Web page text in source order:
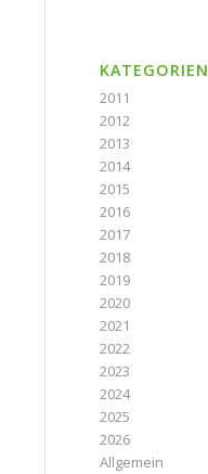
KATEGORIEN
2011
2012
2013
2014
2015
2016
2017
2018
2019
2020
2021
2022
2023
2024
2025
2026
Allgemein